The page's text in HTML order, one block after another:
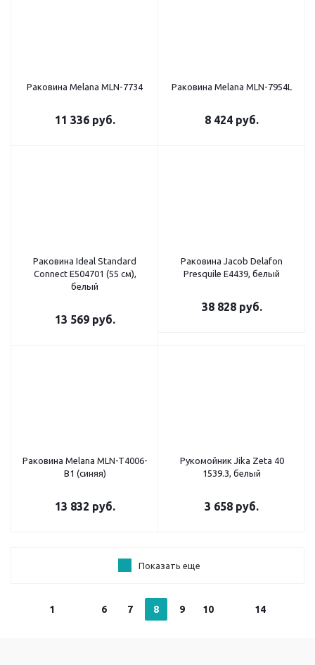
Раковина Melana MLN-7734
11 336руб.
Раковина Melana MLN-7954L
8 424 руб.
Раковина Ideal Standard
Connect E504701 (55 см),
белый
13 569руб.
Раковина Jacob Delafon
Presquile E4439, белый
38 828руб.
Раковина Melana MLN-T4006-
B1 (синяя)
13 832 руб.
Рукомойник Jika Zeta 40
1539.3, белый
3 658 руб.
Показать еще
1 6 7 8 9 10 14